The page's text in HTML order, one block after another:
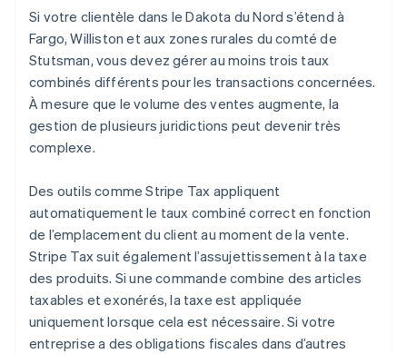
Si votre clientèle dans le Dakota du Nord s’étend à
Fargo, Williston et aux zones rurales du comté de
Stutsman, vous devez gérer au moins trois taux
combinés différents pour les transactions concernées.
À mesure que le volume des ventes augmente, la
gestion de plusieurs juridictions peut devenir très
complexe.
Des outils comme Stripe Tax appliquent
automatiquement le taux combiné correct en fonction
de l’emplacement du client au moment de la vente.
Stripe Tax suit également l’assujettissement à la taxe
des produits. Si une commande combine des articles
taxables et exonérés, la taxe est appliquée
uniquement lorsque cela est nécessaire. Si votre
entreprise a des obligations fiscales dans d’autres